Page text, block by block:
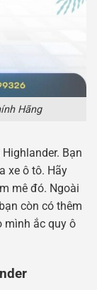
Hãng
Bạn
xe ô tô. Hãy
mê đó. Ngoài
còn có thêm
mình ắc quy ô